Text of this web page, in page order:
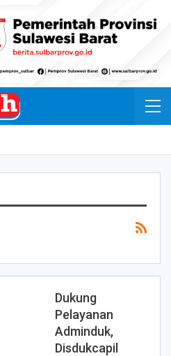
Dukung
Pelayanan
Adminduk,
Disdukcapil